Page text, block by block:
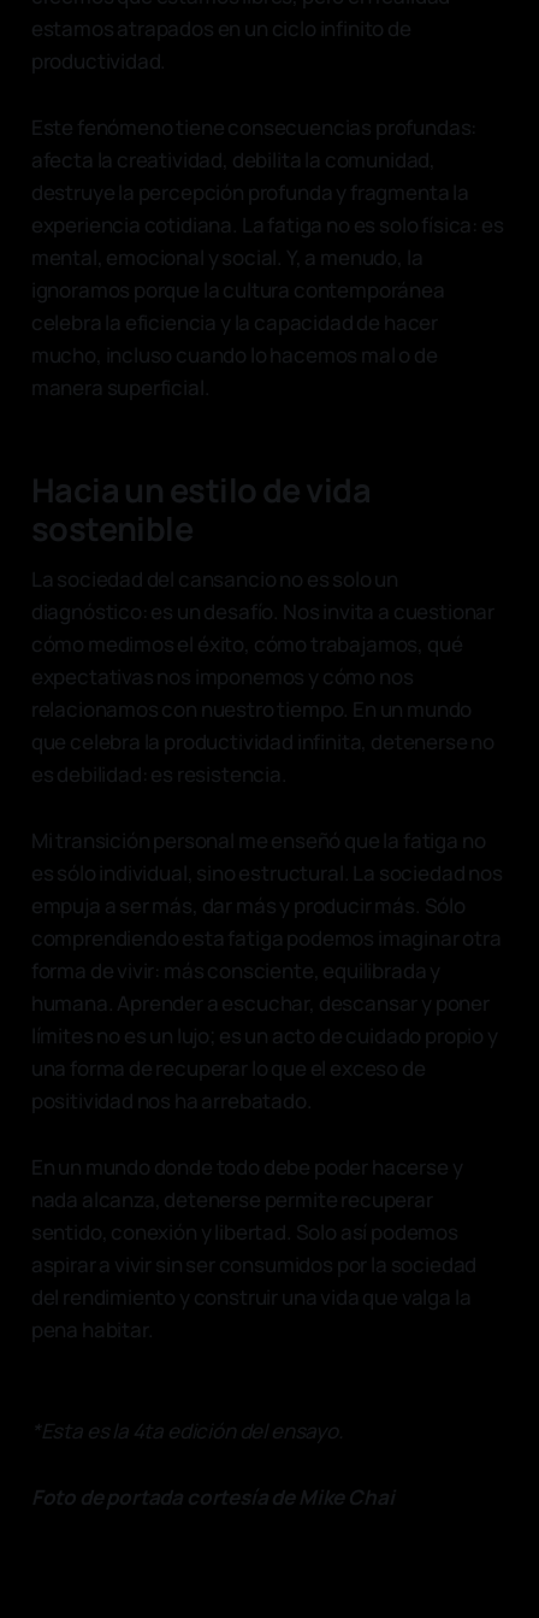
estamos atrapados en un ciclo infinito de
productividad.
Este fenómeno tiene consecuencias profundas:
afecta la creatividad, debilita la comunidad,
destruye la percepción profunda y fragmenta la
experiencia cotidiana. La fatiga no es solo física: es
mental, emocional y social. Y, a menudo, la
ignoramos porque la cultura contemporánea
celebra la eficiencia y la capacidad de hacer
mucho, incluso cuando lo hacemos mal o de
manera superficial.
Hacia un estilo de vida
sostenible
La sociedad del cansancio no es solo un
diagnóstico: es un desafío. Nos invita a cuestionar
cómo medimos el éxito, cómo trabajamos, qué
expectativas nos imponemos y cómo nos
relacionamos con nuestro tiempo. En un mundo
que celebra la productividad infinita, detenerse no
es debilidad: es resistencia.
Mi transición personal me enseñó que la fatiga no
es sólo individual, sino estructural. La sociedad nos
empuja a ser más, dar más y producir más. Sólo
comprendiendo esta fatiga podemos imaginar otra
forma de vivir: más consciente, equilibrada y
humana. Aprender a escuchar, descansar y poner
límites no es un lujo; es un acto de cuidado propio y
una forma de recuperar lo que el exceso de
positividad nos ha arrebatado.
En un mundo donde todo debe poder hacerse y
nada alcanza, detenerse permite recuperar
sentido, conexión y libertad. Solo así podemos
aspirar a vivir sin ser consumidos por la sociedad
del rendimiento y construir una vida que valga la
pena habitar.
*Esta es la 4ta edición del ensayo.
Foto de portada cortesía de Mike Chai